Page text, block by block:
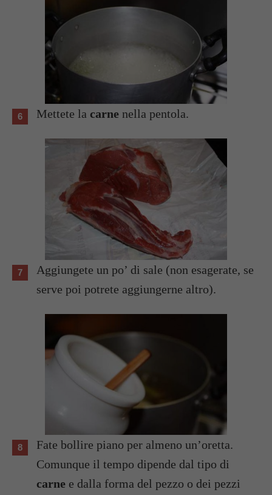
Mettete la carne nella pentola.
Aggiungete un po’ di sale (non esagerate, se
serve poi potrete aggiungerne altro).
Fate bollire piano per almeno un’oretta.
Comunque il tempo dipende dal tipo di
carne e dalla forma del pezzo o dei pezzi